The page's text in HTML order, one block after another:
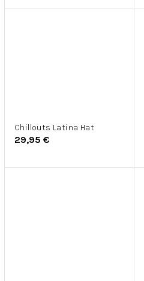
Chillouts Latina Hat
29,95 €